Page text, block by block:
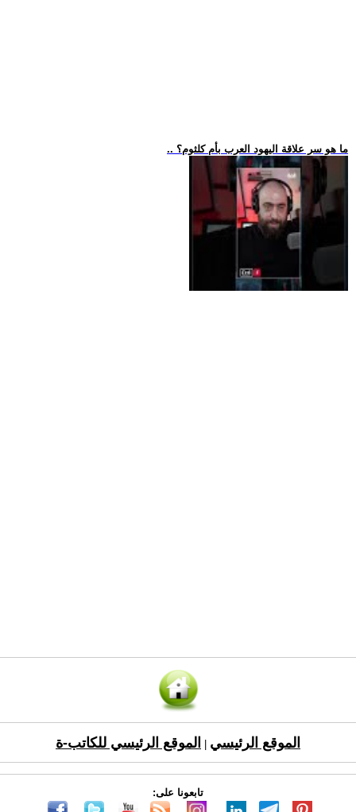
.. ما هو سر علاقة اليهود العرب بأم كلثوم؟
الموقع الرئيسي الموقع الرئيسي للكاتب-ة
تابعونا على: